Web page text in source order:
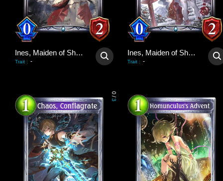
Ines, Maiden of Shadows
Trait : -
Ines, Maiden of Shadows
Trait : -
0
/
3